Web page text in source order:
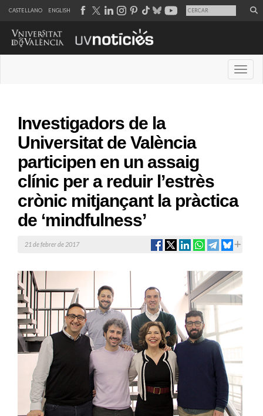
CASTELLANO ENGLISH
Investigadors de la
Universitat de València
participen en un assaig
clínic per a reduir l’estrès
crònic mitjançant la pràctica
de ‘mindfulness’
21 de febrer de 2017